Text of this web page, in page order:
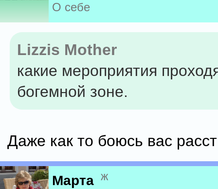
О себе
Lizzis Mother
какие мероприятия
богемной зоне.
Даже как то боюсь вас
Марта ж